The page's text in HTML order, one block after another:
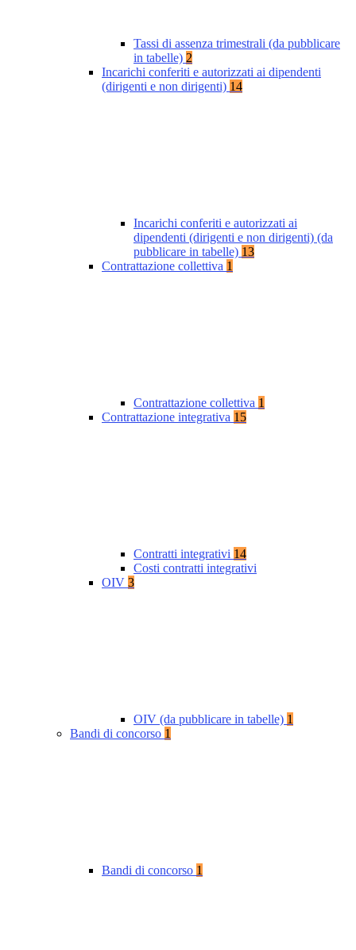
Tassi di assenza trimestrali (da pubblicare
in tabelle) 2
Incarichi conferiti e autorizzati ai dipendenti
(dirigenti e non dirigenti) 14
Incarichi conferiti e autorizzati ai
dipendenti (dirigenti e non dirigenti) (da
pubblicare in tabelle) 13
Contrattazione collettiva 1
Contrattazione collettiva 1
Contrattazione integrativa 15
Contratti integrativi 14
Costi contratti integrativi
OIV 3
OIV (da pubblicare in tabelle) 1
Bandi di concorso 1
Bandi di concorso 1